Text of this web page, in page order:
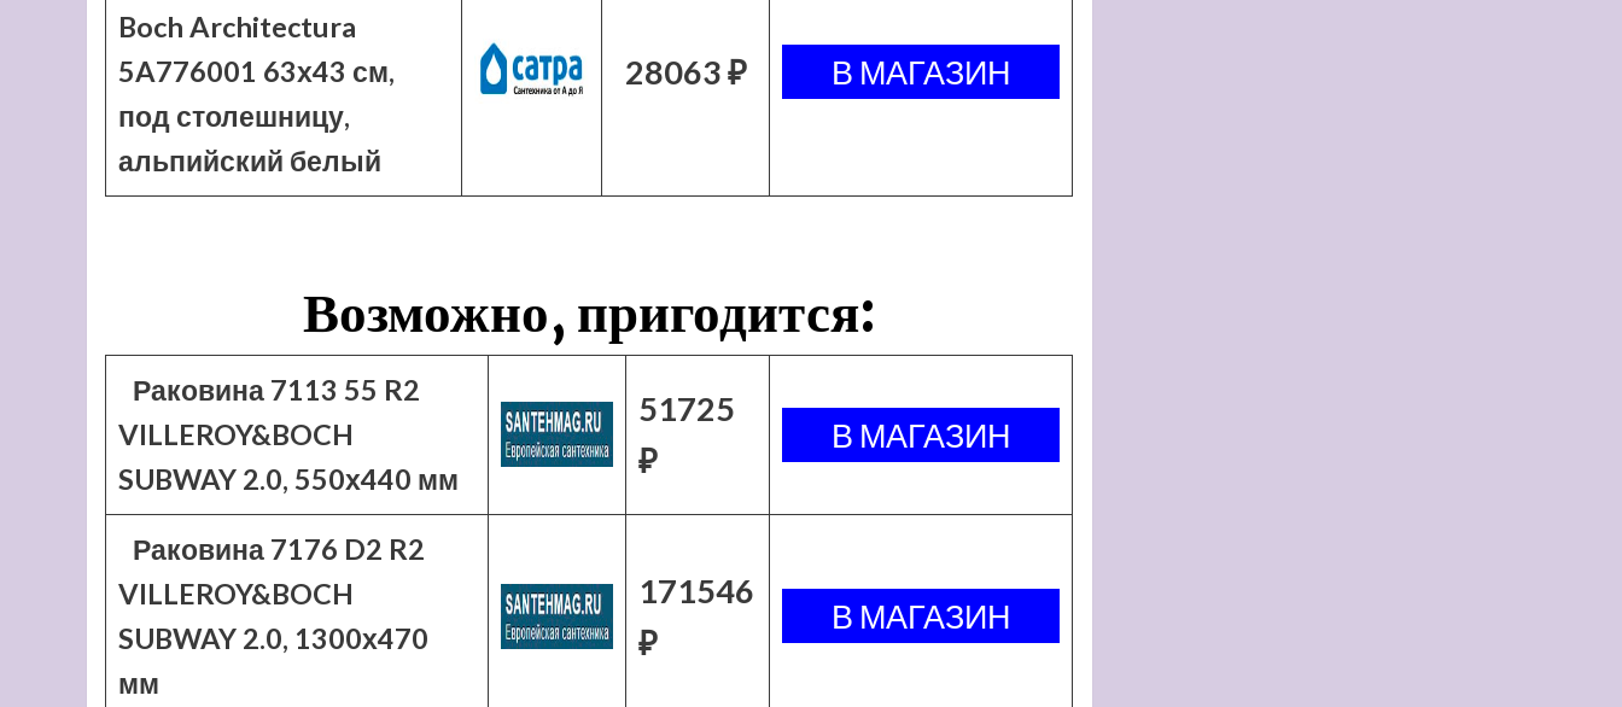
Boch Architectura
5A776001 63х43 см,
под столешницу,
альпийский белый
28063 ₽
Возможно, пригодится:
Раковина 7113 55 R2
VILLEROY&BOCH
SUBWAY 2.0, 550х440 мм
51725
₽
Раковина 7176 D2 R2
VILLEROY&BOCH
SUBWAY 2.0, 1300х470
мм
171546
₽